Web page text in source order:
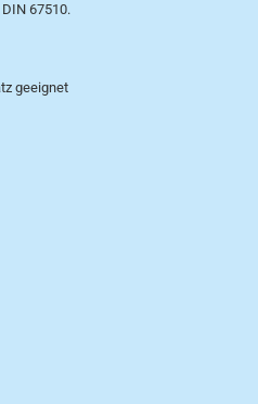
67510.
geeignet